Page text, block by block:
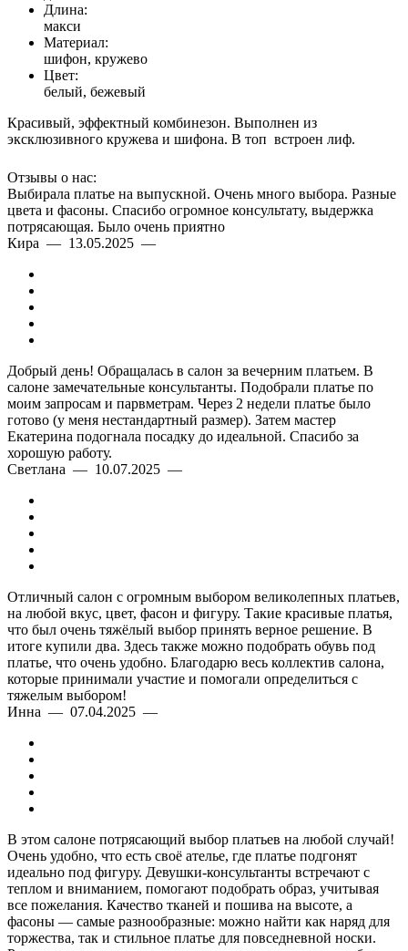
Длина:
макси
Материал:
шифон, кружево
Цвет:
белый, бежевый
Красивый, эффектный комбинезон. Выполнен из
эксклюзивного кружева и шифона. В топ встроен лиф.
Отзывы о нас:
Выбирала платье на выпускной. Очень много выбора. Разные
цвета и фасоны. Спасибо огромное консультату, выдержка
потрясающая. Было очень приятно
Кира — 13.05.2025 —
Добрый день! Обращалась в салон за вечерним платьем. В
салоне замечательные консультанты. Подобрали платье по
моим запросам и парвметрам. Через 2 недели платье было
готово (у меня нестандартный размер). Затем мастер
Екатерина подогнала посадку до идеальной. Спасибо за
хорошую работу.
Светлана — 10.07.2025 —
Отличный салон с огромным выбором великолепных платьев,
на любой вкус, цвет, фасон и фигуру. Такие красивые платья,
что был очень тяжёлый выбор принять верное решение. В
итоге купили два. Здесь также можно подобрать обувь под
платье, что очень удобно. Благодарю весь коллектив салона,
которые принимали участие и помогали определиться с
тяжелым выбором!
Инна — 07.04.2025 —
В этом салоне потрясающий выбор платьев на любой случай!
Очень удобно, что есть своё ателье, где платье подгонят
идеально под фигуру. Девушки-консультанты встречают с
теплом и вниманием, помогают подобрать образ, учитывая
все пожелания. Качество тканей и пошива на высоте, а
фасоны — самые разнообразные: можно найти как наряд для
торжества, так и стильное платье для повседневной носки.